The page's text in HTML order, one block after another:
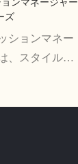
ンマネージャー
ズ
ションマネー
、スタイルと